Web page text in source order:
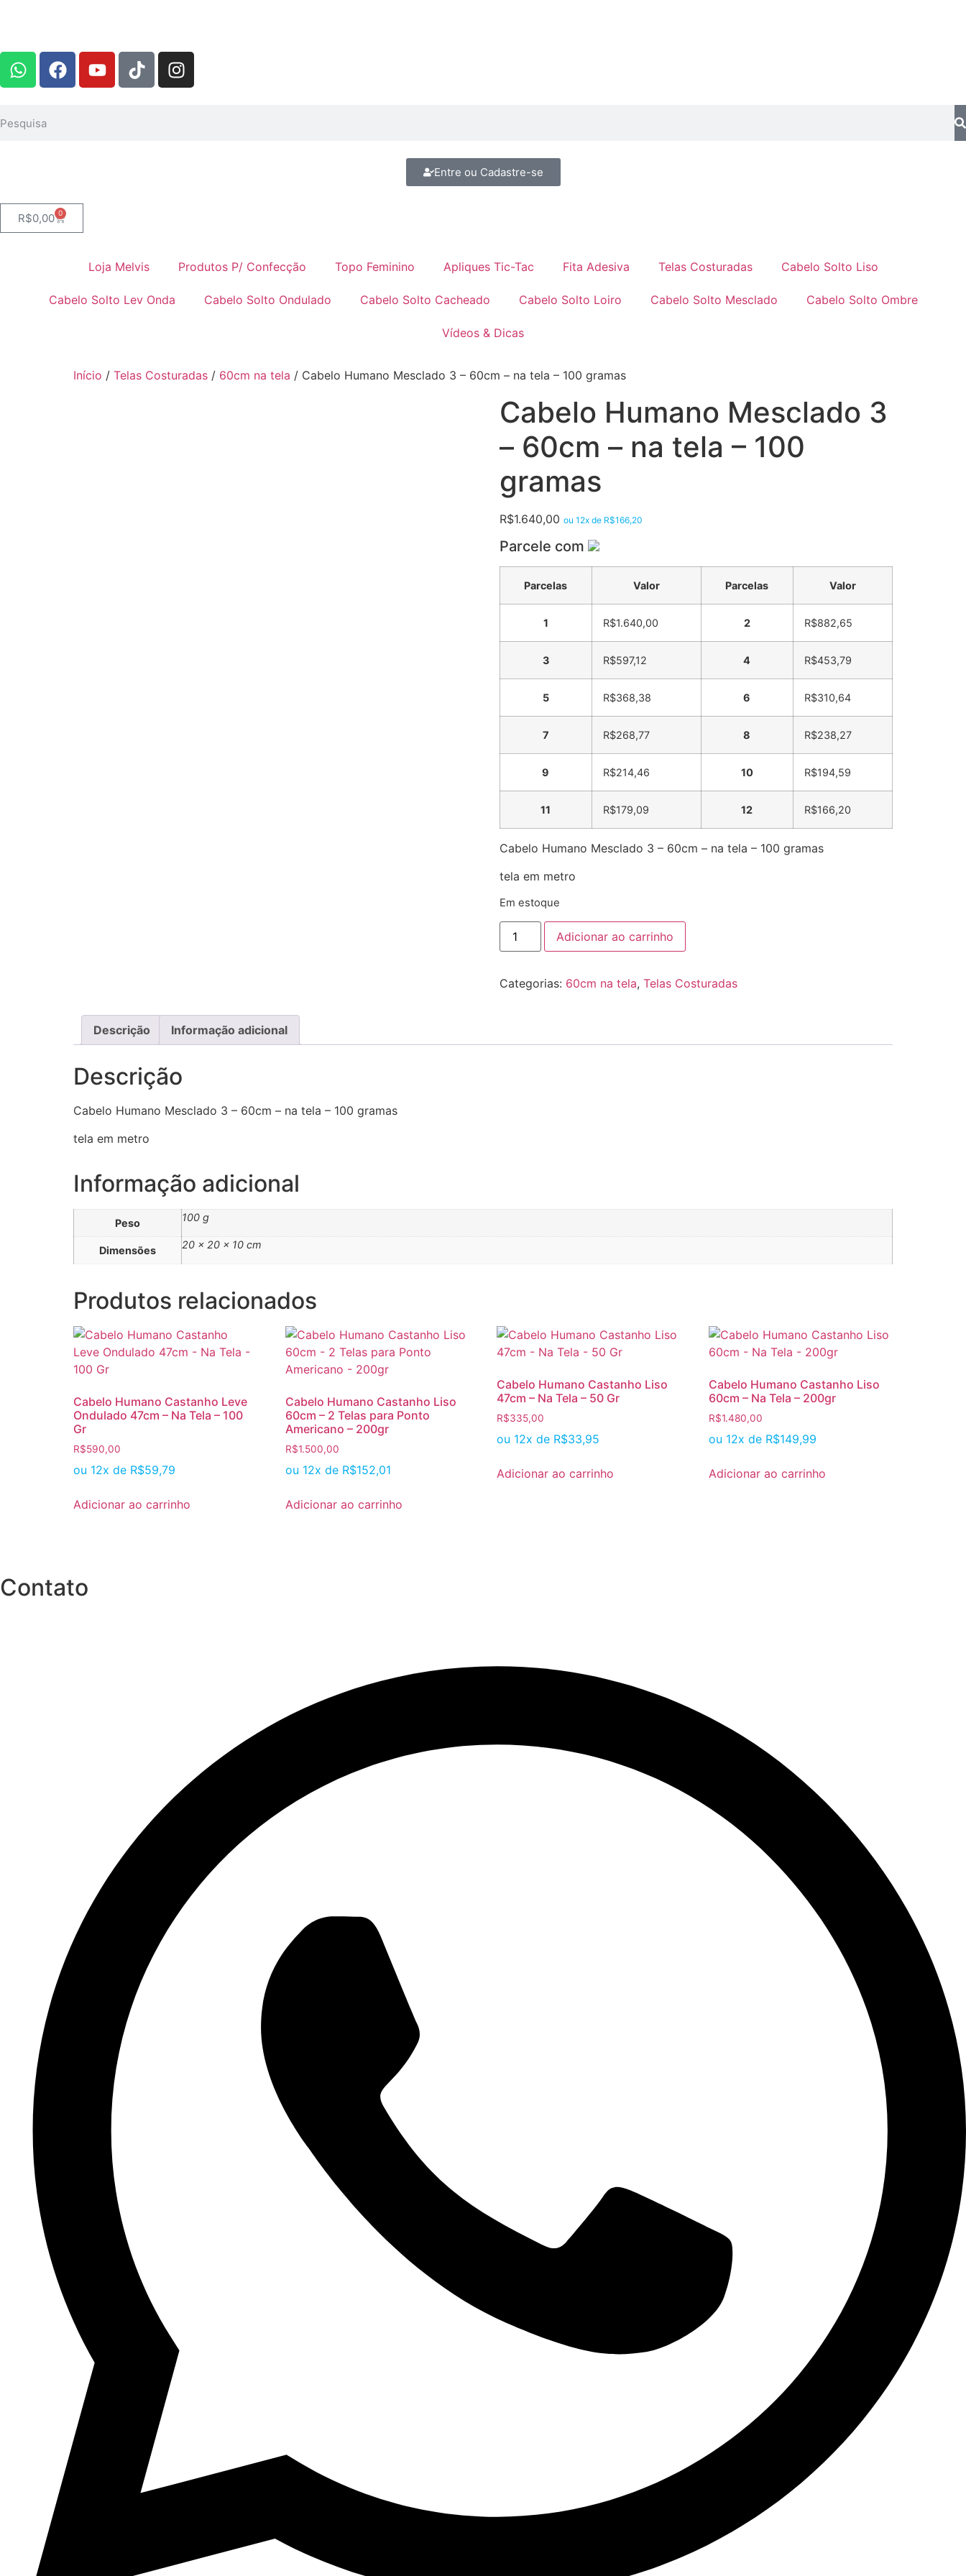
Entre ou Cadastre-se
R$0,00 0
Loja Melvis Produtos P/ Confecção Topo Feminino Apliques Tic-Tac Fita Adesiva Telas Costuradas Cabelo Solto Liso
Cabelo Solto Lev Onda Cabelo Solto Ondulado Cabelo Solto Cacheado Cabelo Solto Loiro Cabelo Solto Mesclado Cabelo Solto Ombre
Vídeos & Dicas
Início / Telas Costuradas / 60cm na tela / Cabelo Humano Mesclado 3 – 60cm – na tela – 100 gramas
Cabelo Humano Mesclado 3
– 60cm – na tela – 100
gramas
R$1.640,00 ou 12x de R$166,20
Parcele com
Parcelas Valor Parcelas Valor
1 R$1.640,00 2 R$882,65
3 R$597,12 4 R$453,79
5 R$368,38 6 R$310,64
7 R$268,77 8 R$238,27
9 R$214,46 10 R$194,59
11 R$179,09 12 R$166,20
Cabelo Humano Mesclado 3 – 60cm – na tela – 100 gramas
tela em metro
Em estoque
Adicionar ao carrinho
Categorias: 60cm na tela, Telas Costuradas
Descrição Informação adicional
Descrição
Cabelo Humano Mesclado 3 – 60cm – na tela – 100 gramas
tela em metro
Informação adicional
Peso 100 g
Dimensões 20 × 20 × 10 cm
Produtos relacionados
Cabelo Humano Castanho Leve
Ondulado 47cm – Na Tela – 100
Gr
R$590,00
ou 12x de R$59,79
Adicionar ao carrinho
Cabelo Humano Castanho Liso
60cm – 2 Telas para Ponto
Americano – 200gr
R$1.500,00
ou 12x de R$152,01
Adicionar ao carrinho
Cabelo Humano Castanho Liso
47cm – Na Tela – 50 Gr
R$335,00
ou 12x de R$33,95
Adicionar ao carrinho
Cabelo Humano Castanho Liso
60cm – Na Tela – 200gr
R$1.480,00
ou 12x de R$149,99
Adicionar ao carrinho
Contato